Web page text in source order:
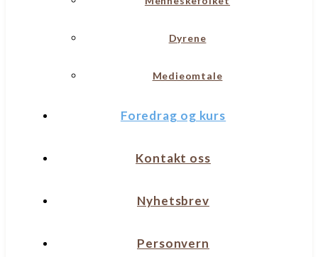
Dyrene
Medieomtale
Foredrag og kurs
Kontakt oss
Nyhetsbrev
Personvern